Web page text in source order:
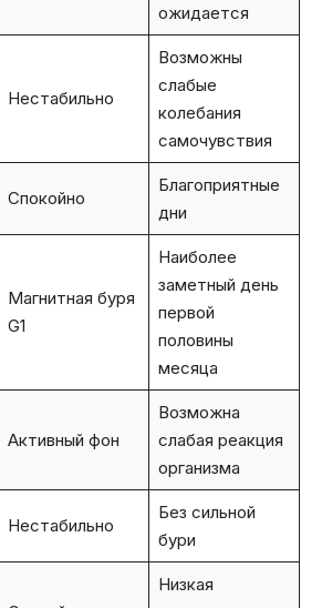
ожидается
Нестабильно
Возможны
слабые
колебания
самочувствия
Спокойно
Благоприятные
дни
Магнитная буря
G1
Наиболее
заметный день
первой
половины
месяца
Активный фон
Возможна
слабая реакция
организма
Нестабильно
Без сильной
бури
Низкая